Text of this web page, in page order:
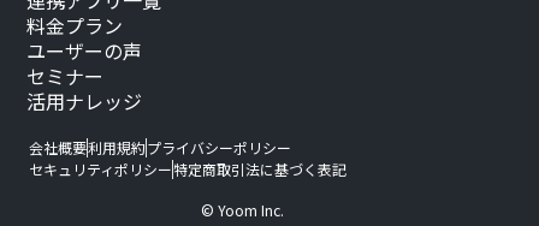
料金プラン
ユーザーの声
セミナー
活用ナレッジ
会社概要利用規約プライバシーポリシー
セキュリティポリシー特定商取引法に基づく表記
© Yoom Inc.